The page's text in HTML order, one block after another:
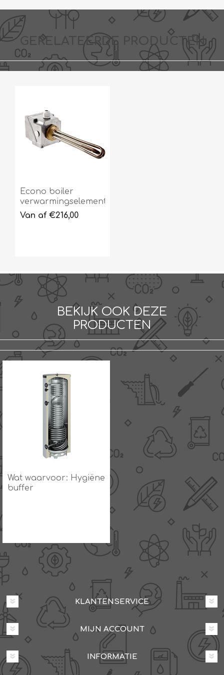
GERELATEERDE PRODUCTEN
Econo boiler
verwarmingselement
Van af €216,00
BEKIJK OOK DEZE
PRODUCTEN
Wat waarvoor: Hygiëne
buffer
KLANTENSERVICE
MIJN ACCOUNT
INFORMATIE